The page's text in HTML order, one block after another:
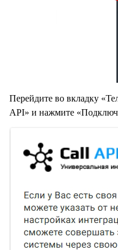
Перейдите во вкладку
API» и нажмите